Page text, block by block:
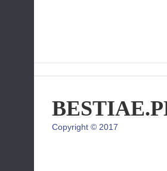
Copyright © 2017